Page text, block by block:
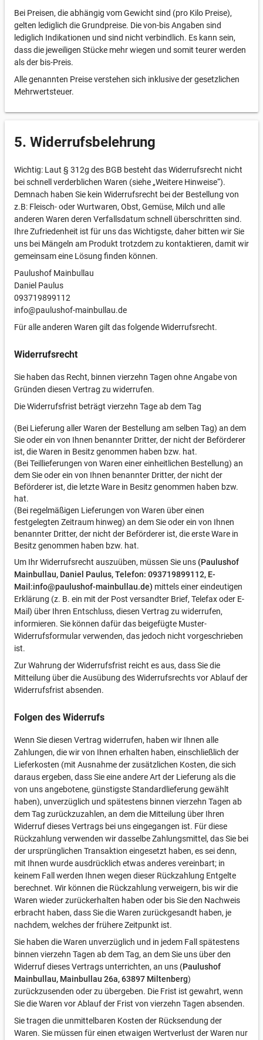
Bei Preisen, die abhängig vom Gewicht sind (pro Kilo Preise),
gelten lediglich die Grundpreise. Die von-bis Angaben sind
lediglich Indikationen und sind nicht verbindlich. Es kann sein,
dass die jeweiligen Stücke mehr wiegen und somit teurer werden
als der bis-Preis.
Alle genannten Preise verstehen sich inklusive der gesetzlichen
Mehrwertsteuer.
5. Widerrufsbelehrung
Wichtig: Laut § 312g des BGB besteht das Widerrufsrecht nicht
bei schnell verderblichen Waren (siehe „Weitere Hinweise“).
Demnach haben Sie kein Widerrufsrecht bei der Bestellung von
z.B: Fleisch- oder Wurtwaren, Obst, Gemüse, Milch und alle
anderen Waren deren Verfallsdatum schnell überschritten sind.
Ihre Zufriedenheit ist für uns das Wichtigste, daher bitten wir Sie
uns bei Mängeln am Produkt trotzdem zu kontaktieren, damit wir
gemeinsam eine Lösung finden können.
Paulushof Mainbullau
Daniel Paulus
093719899112
info@paulushof-mainbullau.de
Für alle anderen Waren gilt das folgende Widerrufsrecht.
Widerrufsrecht
Sie haben das Recht, binnen vierzehn Tagen ohne Angabe von
Gründen diesen Vertrag zu widerrufen.
Die Widerrufsfrist beträgt vierzehn Tage ab dem Tag
(Bei Lieferung aller Waren der Bestellung am selben Tag) an dem
Sie oder ein von Ihnen benannter Dritter, der nicht der Beförderer
ist, die Waren in Besitz genommen haben bzw. hat.
(Bei Teillieferungen von Waren einer einheitlichen Bestellung) an
dem Sie oder ein von Ihnen benannter Dritter, der nicht der
Beförderer ist, die letzte Ware in Besitz genommen haben bzw.
hat.
(Bei regelmäßigen Lieferungen von Waren über einen
festgelegten Zeitraum hinweg) an dem Sie oder ein von Ihnen
benannter Dritter, der nicht der Beförderer ist, die erste Ware in
Besitz genommen haben bzw. hat.
Um Ihr Widerrufsrecht auszuüben, müssen Sie uns (Paulushof
Mainbullau, Daniel Paulus, Telefon: 093719899112, E-
Mail:info@paulushof-mainbullau.de) mittels einer eindeutigen
Erklärung (z. B. ein mit der Post versandter Brief, Telefax oder E-
Mail) über Ihren Entschluss, diesen Vertrag zu widerrufen,
informieren. Sie können dafür das beigefügte Muster-
Widerrufsformular verwenden, das jedoch nicht vorgeschrieben
ist.
Zur Wahrung der Widerrufsfrist reicht es aus, dass Sie die
Mitteilung über die Ausübung des Widerrufsrechts vor Ablauf der
Widerrufsfrist absenden.
Folgen des Widerrufs
Wenn Sie diesen Vertrag widerrufen, haben wir Ihnen alle
Zahlungen, die wir von Ihnen erhalten haben, einschließlich der
Lieferkosten (mit Ausnahme der zusätzlichen Kosten, die sich
daraus ergeben, dass Sie eine andere Art der Lieferung als die
von uns angebotene, günstigste Standardlieferung gewählt
haben), unverzüglich und spätestens binnen vierzehn Tagen ab
dem Tag zurückzuzahlen, an dem die Mitteilung über Ihren
Widerruf dieses Vertrags bei uns eingegangen ist. Für diese
Rückzahlung verwenden wir dasselbe Zahlungsmittel, das Sie bei
der ursprünglichen Transaktion eingesetzt haben, es sei denn,
mit Ihnen wurde ausdrücklich etwas anderes vereinbart; in
keinem Fall werden Ihnen wegen dieser Rückzahlung Entgelte
berechnet. Wir können die Rückzahlung verweigern, bis wir die
Waren wieder zurückerhalten haben oder bis Sie den Nachweis
erbracht haben, dass Sie die Waren zurückgesandt haben, je
nachdem, welches der frühere Zeitpunkt ist.
Sie haben die Waren unverzüglich und in jedem Fall spätestens
binnen vierzehn Tagen ab dem Tag, an dem Sie uns über den
Widerruf dieses Vertrags unterrichten, an uns (Paulushof
Mainbullau, Mainbullau 26a, 63897 Miltenberg)
zurückzusenden oder zu übergeben. Die Frist ist gewahrt, wenn
Sie die Waren vor Ablauf der Frist von vierzehn Tagen absenden.
Sie tragen die unmittelbaren Kosten der Rücksendung der
Waren. Sie müssen für einen etwaigen Wertverlust der Waren nur